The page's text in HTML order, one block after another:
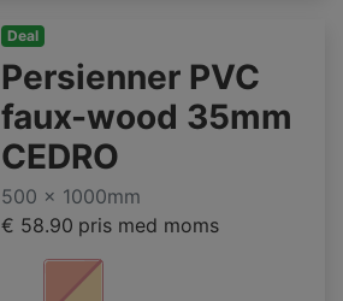
Deal
Persienner PVC
faux-wood 35mm
CEDRO
500 x 1000mm
€ 58.90 pris med moms